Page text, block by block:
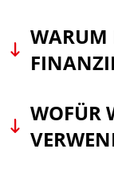
WARUM
WOFÜR